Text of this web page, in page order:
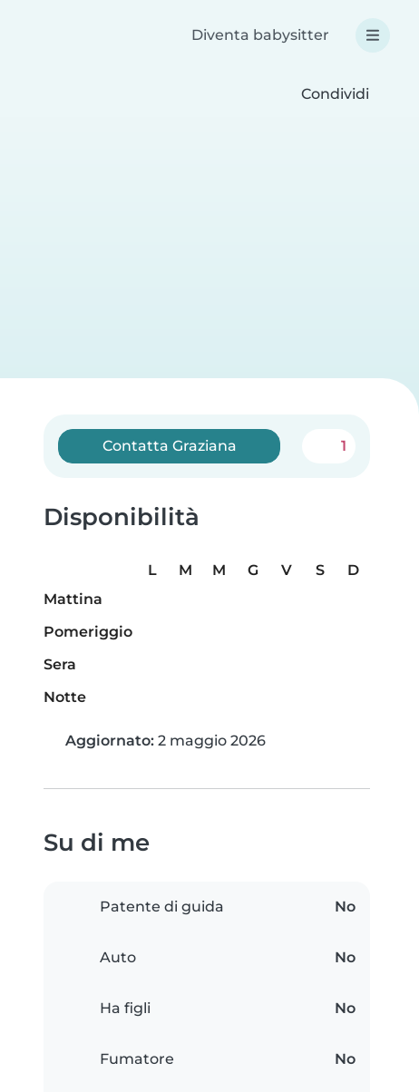
Diventa babysitter
Condividi
Contatta Graziana 1
Disponibilità
L M M G V S
D
Mattina
Pomeriggio
Sera
Notte
Aggiornato: 2 maggio 2026
Su di me
Patente di guida No
Auto No
Ha figli No
Fumatore No